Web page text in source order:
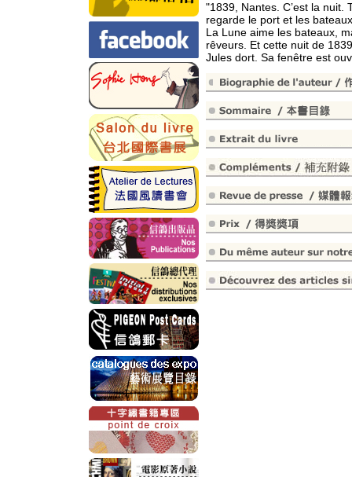
"1839, Nantes. C’est la nuit.
regarde le port et les
La Lune aime les bateaux,
rêveurs. Et cette nuit de
Jules dort. Sa fenêtre est